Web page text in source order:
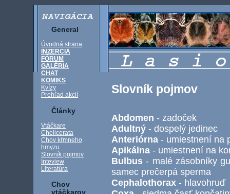
General
Úvodná strana
INZERCIA
FÓRUM
GALÉRIA
CHAT
KOMIKS
Kvízy
Prehľad akcií
Články
Vtáčkare
Chelicerata
Chov kŕmneho
hmyzu
Slovník pojmov
Inteview
Literatúra
Chov
vtáčkarov
Slovník pojmov
Abdomen - zadoček
Adultný - dospelý jedinec
Anteriórna - umiestnení na
Apikálna - umiestnení na
Bulbus - malé zásobníky
samec prečerpá sperma
Cephalothorax - hlavohruď